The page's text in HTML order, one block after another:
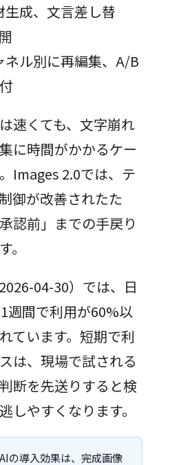
生成、文言差し替
ネル別に再編集、A/B
速くても、文字崩れ
に時間がかかるケー
Images 2.0では、テ
御が改善されたた
認前」までの手戻り
。
04-30）では、日
週間で利用が60%以
ています。短期で利
は、現場で試される
断を先送りすると検
しやすくなります。
の導入効果は、完成画像